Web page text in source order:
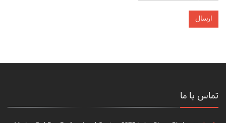
تماس با ما